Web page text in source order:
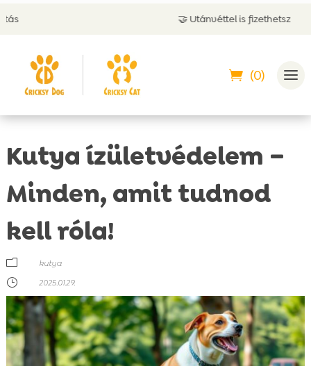
🤝 Utánvéttel is fizethetsz
(0)
Kutya ízületvédelem –
Minden, amit tudnod
kell róla!
m
kutya
}
2025.01.29.